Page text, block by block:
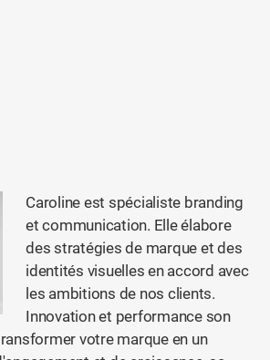
Caroline est spécialiste branding
et communication. Elle élabore
des stratégies de marque et des
identités visuelles en accord avec
les ambitions de nos clients.
Innovation et performance son
votre marque en un